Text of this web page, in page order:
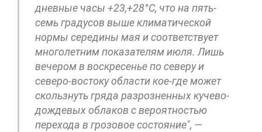
дневные часы +23,+28°C, что на пять-
семь градусов выше климатической
нормы середины мая и соответствует
многолетним показателям июля. Лишь
вечером в воскресенье по северу и
северо-востоку области кое-где может
скользнуть гряда разрозненных кучево-
дождевых облаков с вероятностью
перехода в грозовое состояние", —